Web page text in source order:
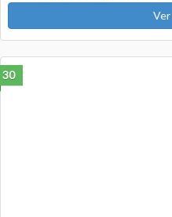
Ver
30